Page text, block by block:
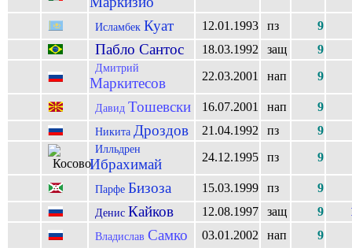
Исламбек Куат 12.01.1993 пз 9
Пабло Сантос 18.03.1992 защ 9
Дмитрий
Маркитесов 22.03.2001 нап 9
Давид Тошевски 16.07.2001 нап 9
Никита Дроздов 21.04.1992 пз 9
Илльдрен
Ибрахимай 24.12.1995 пз 9
Парфе Бизоза 15.03.1999 пз 9
Денис Кайков 12.08.1997 защ 9
Владислав Самко 03.01.2002 нап 9